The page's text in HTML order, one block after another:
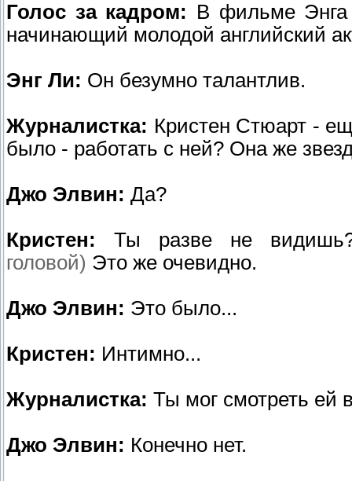
Голос за кадром: В фильме
начинающий молодой английский
Энг Ли: Он безумно талантлив.
Журналистка: Кристен Стюарт -
было - работать с ней? Она же
Джо Элвин: Да?
Кристен: Ты разве не
головой) Это же очевидно.
Джо Элвин: Это было...
Кристен: Интимно...
Журналистка: Ты мог смотреть ей
Джо Элвин: Конечно нет.